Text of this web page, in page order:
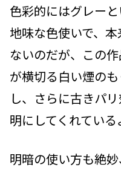
色彩的にはグレー
地味な色使いで、
ないのだが、この
が横切る白い煙の
し、さらに古きパ
明にしてくれている
明暗の使い方も絶